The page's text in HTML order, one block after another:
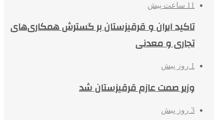
11 ساعت پیش
تاکید ایران و قرقیزستان بر گسترش همکاری‌های
تجاری و معدنی
1 روز پیش
وزیر صمت عازم قرقیزستان شد
3 روز پیش